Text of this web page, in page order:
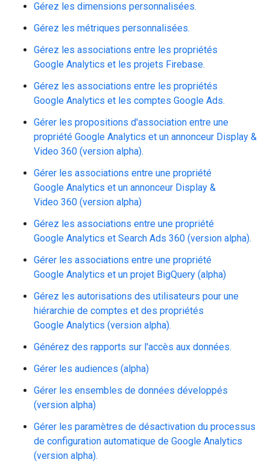
Gérez les dimensions personnalisées.
Gérez les métriques personnalisées.
Gérez les associations entre les propriétés
Google Analytics et les projets Firebase.
Gérez les associations entre les propriétés
Google Analytics et les comptes Google Ads.
Gérer les propositions d'association entre une
propriété Google Analytics et un annonceur Display &
Video 360 (version alpha).
Gérer les associations entre une propriété
Google Analytics et un annonceur Display &
Video 360 (version alpha)
Gérez les associations entre une propriété
Google Analytics et Search Ads 360 (version alpha).
Gérer les associations entre une propriété
Google Analytics et un projet BigQuery (alpha)
Gérez les autorisations des utilisateurs pour une
hiérarchie de comptes et des propriétés
Google Analytics (version alpha).
Générez des rapports sur l'accès aux données.
Gérer les audiences (alpha)
Gérer les ensembles de données développés
(version alpha)
Gérer les paramètres de désactivation du processus
de configuration automatique de Google Analytics
(version alpha).